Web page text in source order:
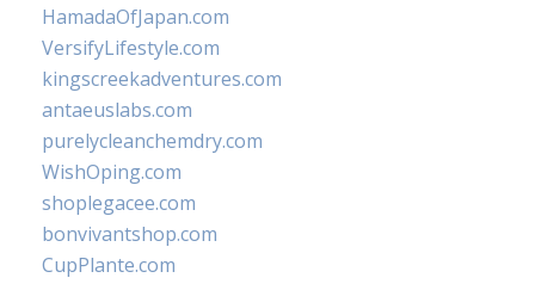
HamadaOfJapan.com
VersifyLifestyle.com
kingscreekadventures.com
antaeuslabs.com
purelycleanchemdry.com
WishOping.com
shoplegacee.com
bonvivantshop.com
CupPlante.com